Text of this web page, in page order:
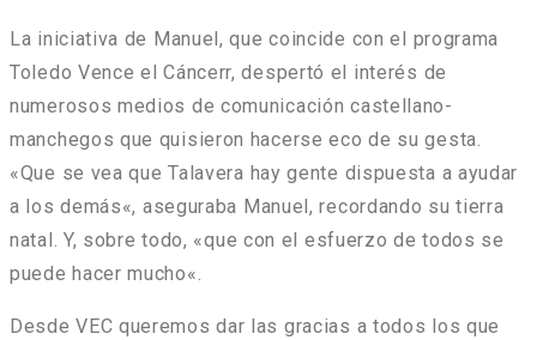
La iniciativa de Manuel, que coincide con el programa
Toledo Vence el Cáncerr, despertó el interés de
numerosos medios de comunicación castellano-
manchegos que quisieron hacerse eco de su gesta.
«Que se vea que Talavera hay gente dispuesta a ayudar
a los demás«, aseguraba Manuel, recordando su tierra
natal. Y, sobre todo, «que con el esfuerzo de todos se
puede hacer mucho«.
Desde VEC queremos dar las gracias a todos los que